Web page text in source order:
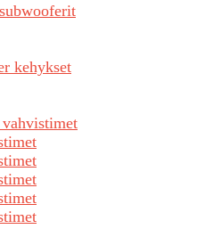
kehykset